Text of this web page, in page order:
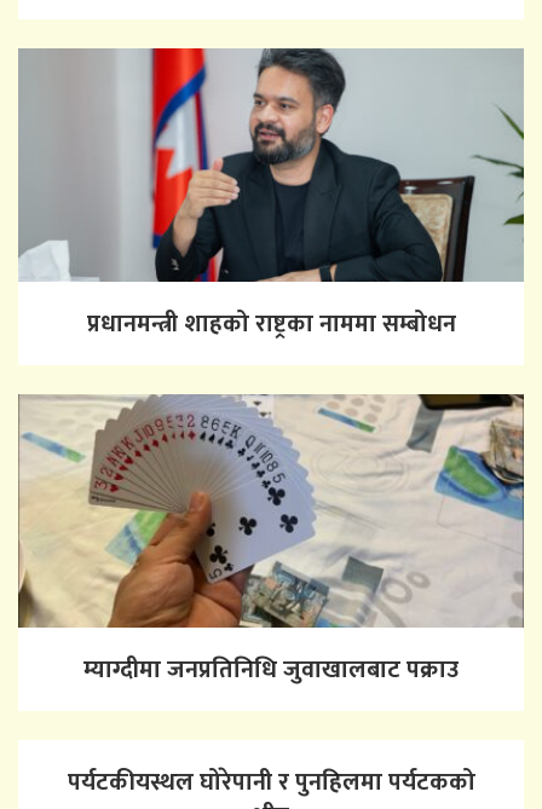
प्रधानमन्त्री शाहको राष्ट्रका नाममा सम्बोधन
म्याग्दीमा जनप्रतिनिधि जुवाखालबाट पक्राउ
पर्यटकीयस्थल घोरेपानी र पुनहिलमा पर्यटकको